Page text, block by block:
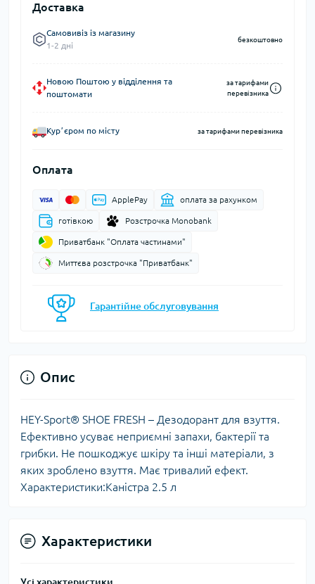
Доставка
Самовивіз із магазину
1-2 дні
безкоштовно
Новою Поштою у відділення та
поштомати
за тарифами
перевізника
Курʼєром по місту за тарифами перевізника
Оплата
ApplePay оплата за рахунком
готівкою Розстрочка Monobank
Приватбанк "Оплата частинами"
Миттєва розстрочка "Приватбанк"
Гарантійне обслуговування
Опис
HEY-Sport® SHOE FRESH – Дезодорант для взуття.
Ефективно усуває неприємні запахи, бактерії та
грибки. Не пошкоджує шкіру та інші матеріали, з
яких зроблено взуття. Має тривалий ефект.
Характеристики:Каністра 2.5 л
Характеристики